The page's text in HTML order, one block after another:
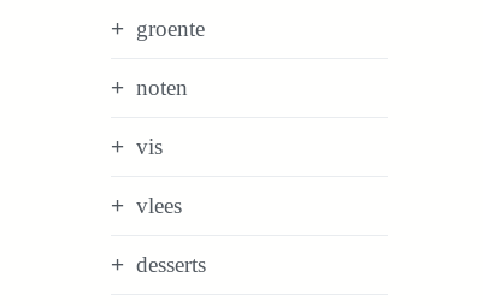
groente
noten
vis
vlees
desserts